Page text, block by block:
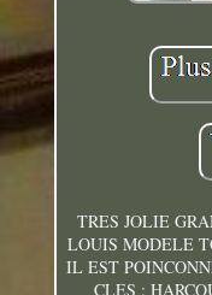
TRES JOLIE
LOUIS MODELE
IL EST
CLES :